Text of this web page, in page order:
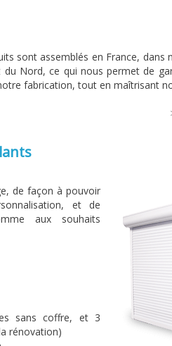
sont assemblés en France, dans
du Nord, ce qui nous permet de
fabrication, tout en maîtrisant
de façon à pouvoir
et de
aux souhaits
sans coffre, et 3
rénovation)